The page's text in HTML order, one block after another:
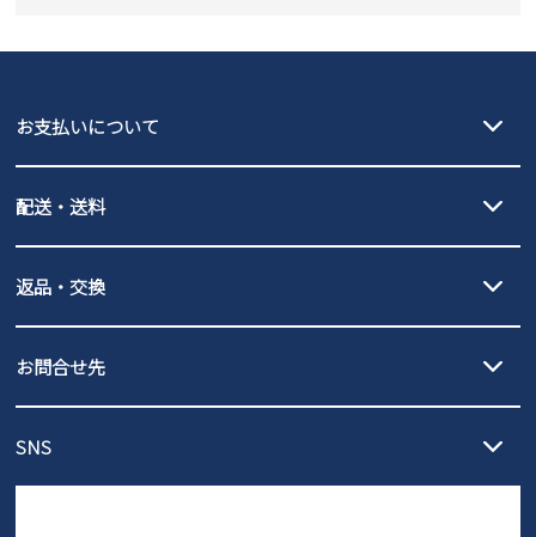
GAP
瞬足
お支払いについて
PayPay（オンライン決済）、代金引換のご利用が可能です。
配送・送料
北海道・本州・四国・九州…550円
3,980円（税込）以上お買い上げで送料無料
発送日・送料詳細については
ご利用ください。
全国一律…220円（税込）
発送日・送料詳細についてはご利用ガイドを
ご利用ください。
返品・交換
の片道無料サービスを実施中！
ントとしても安心してご利用いただけるよう、サイズ交換の受付期
お問合せ先
営業時間：11時～17時
SNS